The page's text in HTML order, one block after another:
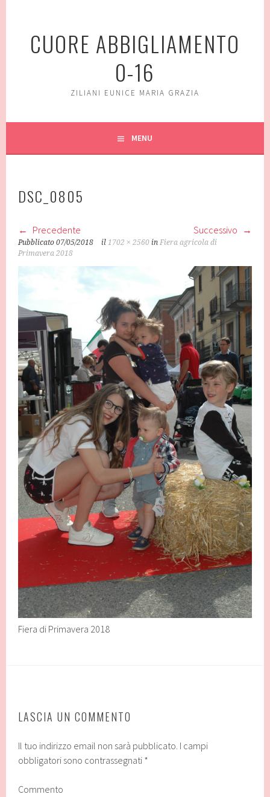
contenutoCUORE ABBIGLIAMENTO
0-16
ZILIANI EUNICE MARIA GRAZIA
MENU
DSC_0805
Precedente Successivo
Pubblicato07/05/2018 il1702 × 2560 inFiera agricola di
Primavera 2018
Fiera di Primavera 2018
LASCIA UN COMMENTO
Il tuo indirizzo email non sarà pubblicato. I campi
obbligatori sono contrassegnati *
Commento